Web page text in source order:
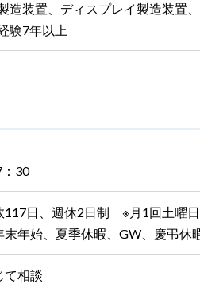
造装置、ディスプレイ製造装置
験7年以上
30
117日、週休2日制 ※月1回土曜日
末年始、夏季休暇、GW、慶弔
て相談